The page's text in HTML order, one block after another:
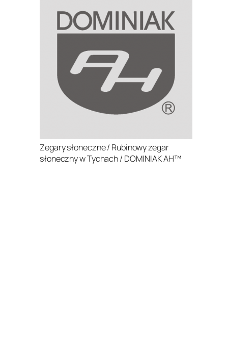
Zegary słoneczne / Rubinowy zegar
słoneczny w Tychach / DOMINIAK AH™